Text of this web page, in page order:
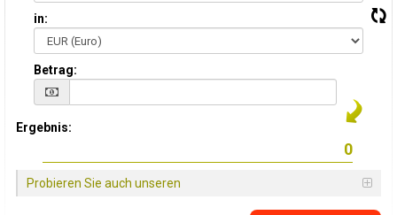
in:
Betrag:
Ergebnis:
Probieren Sie auch unseren